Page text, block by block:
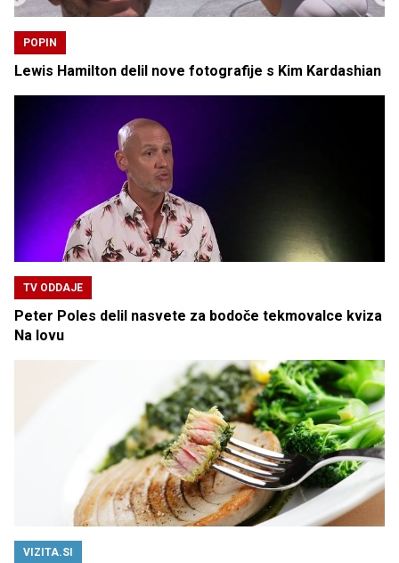
POPIN
Lewis Hamilton delil nove fotografije s Kim Kardashian
TV ODDAJE
Peter Poles delil nasvete za bodoče tekmovalce kviza
Na lovu
VIZITA.SI